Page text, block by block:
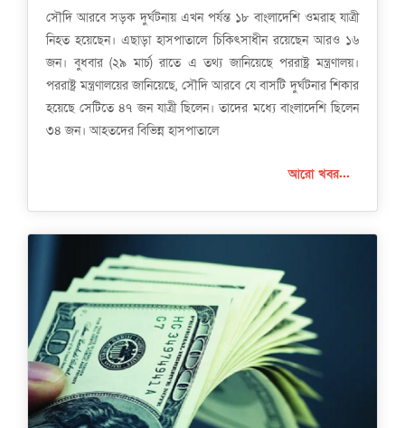
সৌদি আরবে সড়ক দুর্ঘটনায় এখন পর্যন্ত ১৮ বাংলাদেশি ওমরাহ যাত্রী
নিহত হয়েছেন। এছাড়া হাসপাতালে চিকিৎসাধীন রয়েছেন আরও ১৬
জন। বুধবার (২৯ মার্চ) রা‌তে এ তথ্য জানিয়েছে পররাষ্ট্র মন্ত্রণালয়।
পররাষ্ট্র মন্ত্রণালয়ের জানিয়েছে, সৌদি আরবে যে বাসটি দুর্ঘটনার শিকার
হয়েছে সেটিতে ৪৭ জন যাত্রী ছিলেন। তাদের মধ্যে বাংলাদেশি ছিলেন
৩৪ জন। আহতদের বিভিন্ন হাসপাতালে
আরো খবর...